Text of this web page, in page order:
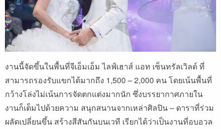
งานนี้จัดขึ้นในพื้นที่จีเอ็มเอ็ม ไลฟ์เฮาส์ แอท เซ็นทรัลเวิลด์ ที่
สามารถรองรับแขกได้มากถึง 1,500 – 2,000 คน โดยเน้นพื้นที่
กว้างโล่งไม่เน้นการจัดตกแต่งมากนัก ซึ่งบรรยากาศภายใน
งานก็เต็มไปด้วยความ สนุกสนานจากเหล่าศิลปิน – ดาราที่ร่วม
ผลัดเปลี่ยนขึ้น สร้างสีสันกันบนเวที เรียกได้ว่าเป็นงานที่อบอวล